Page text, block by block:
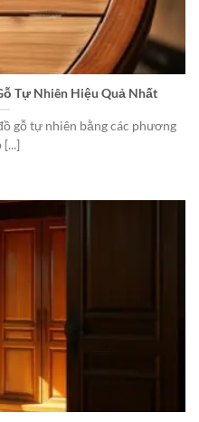
Tự Nhiên Hiệu Quả Nhất
gỗ tự nhiên bằng các phương
[...]